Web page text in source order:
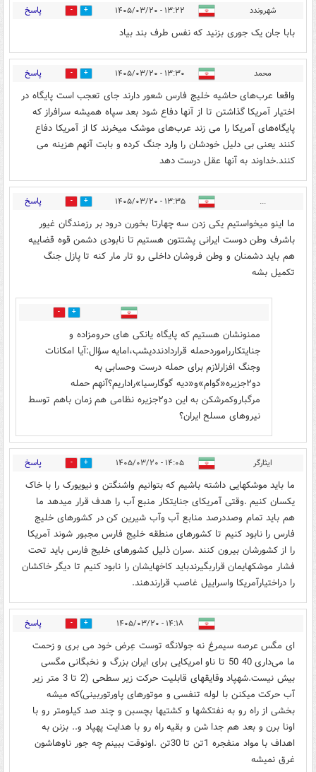
شهروندد ۱۳:۲۲ - ۱۴۰۵/۰۳/۲۰ 2 پاسخ
بابا جان یک جوری بزنید که نفس طرف بند بیاد
محمد ۱۳:۳۰ - ۱۴۰۵/۰۳/۲۰ 0 پاسخ
واقعا عرب‌های حاشیه خلیج فارس شعور دارند جای تعجب است پایگاه در
اختیار آمریکا گذاشتن تا از آنها دفاع شود بعد سپاه همیشه سرافراز که
پایگاه‌های آمریکا را می زند عرب‌های موشک میخرند کا از آمریکا دفاع
کنند یعنی بی دلیل خودشان را وارد جنگ کرده و بابت آنهم هزینه می
کنند.خداوند به آنها عقل درست دهد
... ۱۳:۳۵ - ۱۴۰۵/۰۳/۲۰ 2 پاسخ
ما اینو میخواستیم یکی زدن سه چهارتا بخورن درود بر رزمندگان غیور
باشرف وطن دوست ایرانی پشتتون هستیم تا نابودی دشمن قوه قضاییه
هم باید دشمنان و وطن فروشان داخلی رو تار مار کنه تا پازل جنگ
تکمیل بشه
0
ممنونشان هستیم که پایگاه یانکی های حرومزاده و
جنایتکارراموردحمله قراردادنددیشب،امایه سؤال:آیا امکانات
وجنگ افزارلازم برای حمله درست وحسابی به
دو۲جزیره«گوام»و«دیه گوگارسیا»راداریم؟آنهم حمله
مرگباروکمرشکن به این دو۲جزیره نظامی هم زمان باهم توسط
نیروهای مسلح ایران؟
ایثارگر ۱۴:۰۵ - ۱۴۰۵/۰۳/۲۰ 0 پاسخ
ما باید موشکهایی داشته باشیم که بتوانیم واشنگتن و نیویورک را با خاک
یکسان کنیم .وقتی آمریکای جنایتکار منبع آب را هدف قرار میدهد ما
هم باید تمام وصددرصد منابع آب وآب شیرین کن در کشورهای خلیج
فارس را نابود کنیم تا کشورهای منطقه خلیج فارس مجبور شوند آمریکا
را از کشورشان بیرون کنند .سران ذلیل کشورهای خلیج فارس باید تحت
فشار موشکهایمان قراربگیرندباید کاخهایشان را نابود کنیم تا دیگر خاکشان
را دراختیارآمریکا واسراییل غاصب قرارندهند.
۱۴:۱۸ - ۱۴۰۵/۰۳/۲۰ 0 پاسخ
ای مگس عرصه سیمرغ نه جولانگه توست عِرض خود می بری و زحمت
ما می‌داری 40 50 تا ناو امریکایی برای ایران بزرگ و نخبگانی مگسی
بیش نیست.شهپاد وقایقهای قابلیت حرکت زیر سطحی (2 تا 3 متر زیر
آب حرکت میکنن با لوله تنفسی و موتورهای پاورتوربینی)که میشه
بخشی از راه رو به نفتکشها و کشتیها بچسبن و چند صد کیلومتر رو با
اونا برن و بعد هم جدا شن و بقیه راه رو با هدایت پهپاد و.. بزنن به
اهداف با مواد منفجره 1تن تا 30تن .اونوقت ببینم چه جور ناوهاشون
غرق نمیشه